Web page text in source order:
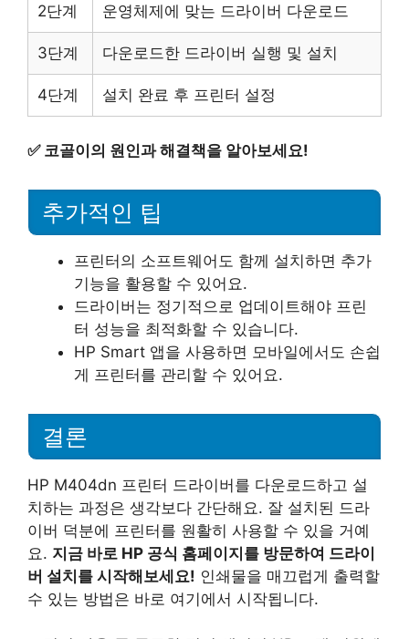
2단계 운영체제에 맞는 드라이버 다운로드
3단계 다운로드한 드라이버 실행 및 설치
4단계 설치 완료 후 프린터 설정
✅ 코골이의 원인과 해결책을 알아보세요!
추가적인 팁
프린터의 소프트웨어도 함께 설치하면 추가
기능을 활용할 수 있어요.
드라이버는 정기적으로 업데이트해야 프린
터 성능을 최적화할 수 있습니다.
HP Smart 앱을 사용하면 모바일에서도 손쉽
게 프린터를 관리할 수 있어요.
결론
HP M404dn 프린터 드라이버를 다운로드하고 설
치하는 과정은 생각보다 간단해요. 잘 설치된 드라
이버 덕분에 프린터를 원활히 사용할 수 있을 거예
요. 지금 바로 HP 공식 홈페이지를 방문하여 드라이
버 설치를 시작해보세요! 인쇄물을 매끄럽게 출력할
수 있는 방법은 바로 여기에서 시작됩니다.